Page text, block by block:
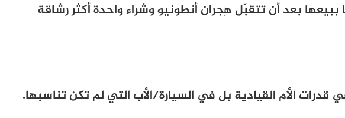
بعد أن تتقبّل هِجران أنطونيو وشراء واحدة أكثر رشاقة
قدرات الأم القيادية بل في السيارة/الأب التي لم تكن تناسبها.